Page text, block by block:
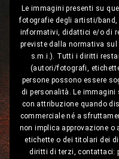
Le immagini presenti su
fotografie degli artisti/
informativi, didattici e/o di
previste dalla normativa
s.m.i.). Tutti i diritti
(autori/fotografi,
persone possono essere
di personalità. Le
con attribuzione quando
commerciale né a
non implica approvazione
etichette o dei titolari dei
diritti di terzi, contattaci: